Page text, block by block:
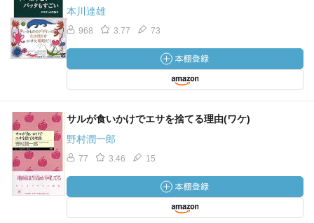
す。」
—『生物学の基礎はことわざにあり カエルの子はカエ
ル？ トンビがタカを生む？ (岩波ジュニア新書)』杉本 正
「人は百病の器もの──体は病原体の培養装置 このことわ
ざの意味は、人間はあらゆる病気にかかり、まるで病気を
入れる容器のようだということです。江戸時代にでてくる
ことわざで、ここにでてくる「百病」とは、大部分が感染
症であったと思われます。 事実、私たちの体は本来ほと
んどあらゆる病原体が増殖可能な、培養容器のようなもの
です。なによりも栄養分に富んでいます。 そうならない
本川達雄
968 3.77 73
サルが食いかけでエサを捨てる理由(ワケ)
野村潤一郎
77 3.46 15